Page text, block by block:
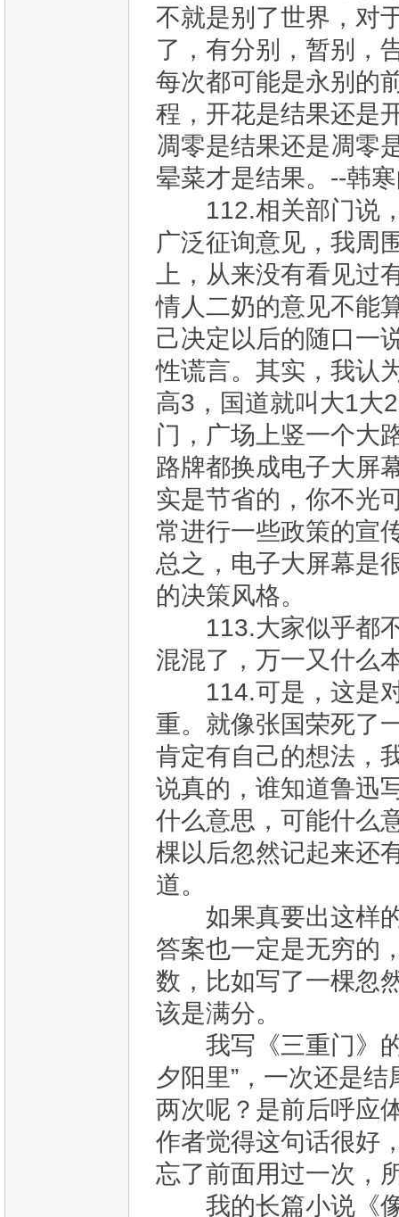
不就是别了世界，对
了，有分别，暂别，
每次都可能是永别的
程，开花是结果还是
凋零是结果还是凋零
晕菜才是结果。--韩
112.相关部门说，
广泛征询意见，我周
上，从来没有看见
情人二奶的意见不能
己决定以后的随口一
性谎言。其实，我认
高3，国道就叫大1大
门，广场上竖一个大
路牌都换成电子大屏
实是节省的，你不光
常进行一些政策的宣
总之，电子大屏幕是
的决策风格。
113.大家似乎都不
混混了，万一又什么
114.可是，这是对
重。就像张国荣死了
肯定有自己的想法，
说真的，谁知道鲁迅
什么意思，可能什么
棵以后忽然记起来还
道。
如果真要出这样的
答案也一定是无穷的
数，比如写了一棵忽
该是满分。
我写《三重门》的
夕阳里”，一次还是
两次呢？是前后呼应
作者觉得这句话很好
忘了前面用过一次，
我的长篇小说《像